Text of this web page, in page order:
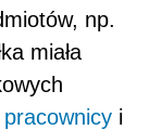
np.
miała
pracownicy i